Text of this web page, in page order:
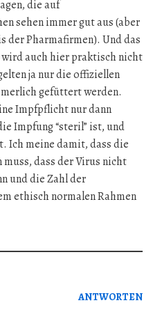
die auf
sehen immer gut aus (aber
der Pharmafirmen). Und das
wird auch hier praktisch nicht
ja nur die offiziellen
gefüttert werden.
Impfpflicht nur dann
Impfung “steril” ist, und
Ich meine damit, dass die
dass der Virus nicht
und die Zahl der
ethisch normalen Rahmen
ANTWORTEN